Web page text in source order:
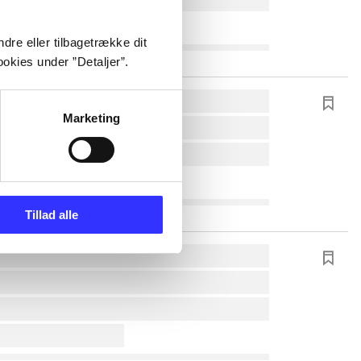
eller tilbagetrække dit
under ”Detaljer”.
Marketing
Tillad alle